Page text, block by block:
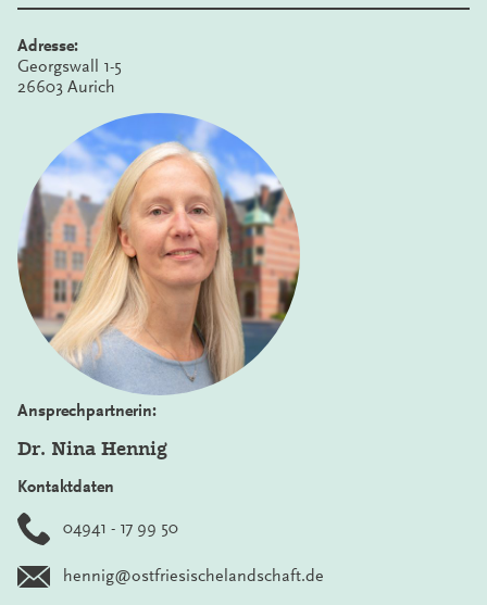
Adresse:
Georgswall 1-5
26603 Aurich
Ansprechpartnerin:
Dr. Nina Hennig
Kontaktdaten
04941 - 17 99 50
hennig@ostfriesischelandschaft.de